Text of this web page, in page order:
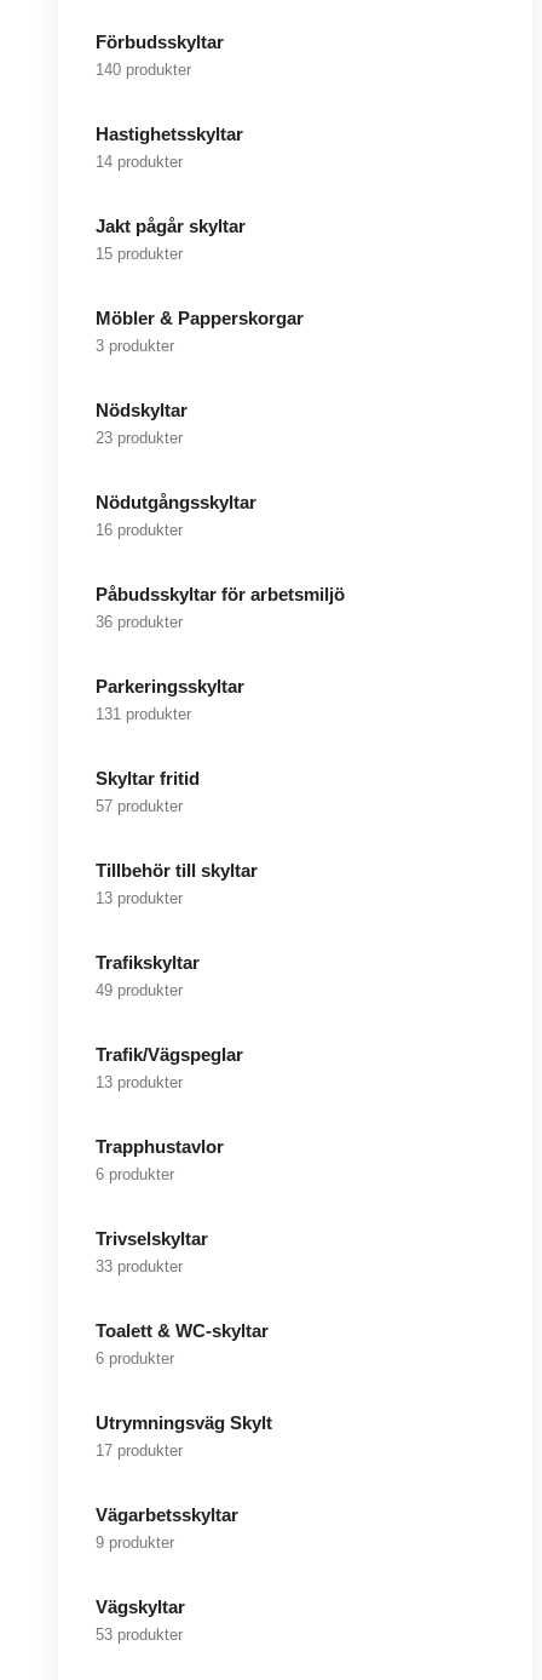
Förbudsskyltar
140 produkter
Hastighetsskyltar
14 produkter
Jakt pågår skyltar
15 produkter
Möbler & Papperskorgar
3 produkter
Nödskyltar
23 produkter
Nödutgångsskyltar
16 produkter
Påbudsskyltar för arbetsmiljö
36 produkter
Parkeringsskyltar
131 produkter
Skyltar fritid
57 produkter
Tillbehör till skyltar
13 produkter
Trafikskyltar
49 produkter
Trafik/Vägspeglar
13 produkter
Trapphustavlor
6 produkter
Trivselskyltar
33 produkter
Toalett & WC-skyltar
6 produkter
Utrymningsväg Skylt
17 produkter
Vägarbetsskyltar
9 produkter
Vägskyltar
53 produkter